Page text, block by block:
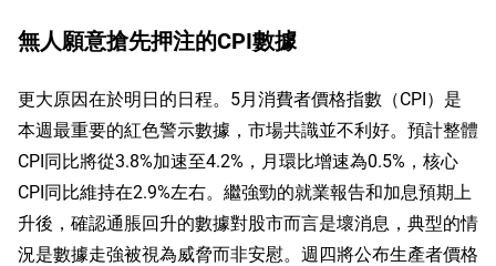
無人願意搶先押注的CPI數據
更大原因在於明日的日程。5月消費者價格指數（CPI）是
本週最重要的紅色警示數據，市場共識並不利好。預計整體
CPI同比將從3.8%加速至4.2%，月環比增速為0.5%，核心
CPI同比維持在2.9%左右。繼強勁的就業報告和加息預期上
升後，確認通脹回升的數據對股市而言是壞消息，典型的情
況是數據走強被視為威脅而非安慰。週四將公布生產者價格